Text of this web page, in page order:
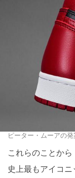
ピーター・ムーアの
これらのことか
史上最もアイコ